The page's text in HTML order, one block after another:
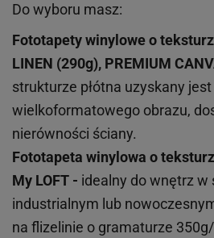
Do wyboru masz:
Fototapety winylowe o
LINEN (290g), PREMIUM
strukturze płótna uzyskany
wielkoformatowego obrazu,
nierówności ściany.
Fototapeta winylowa o
My LOFT - idealny do wnętrz w
industrialnym lub
na flizelinie o gramaturze